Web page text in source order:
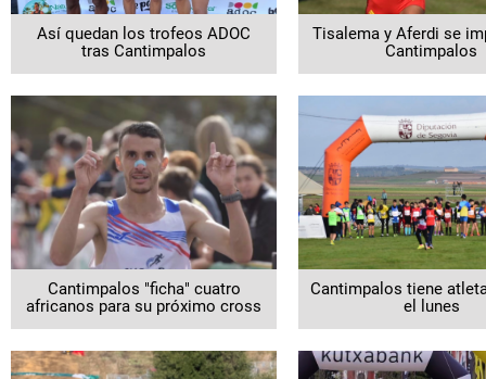
Así quedan los trofeos ADOC
tras Cantimpalos
Tisalema y Aferdi se
Cantimpalos
Cantimpalos "ficha" cuatro
africanos para su próximo cross
Cantimpalos tiene
el lunes